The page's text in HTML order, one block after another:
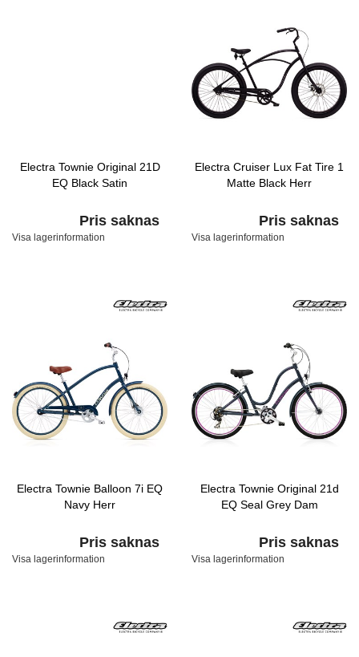
Electra Townie Original 21D
EQ Black Satin
Pris saknas
Visa lagerinformation
Electra Cruiser Lux Fat Tire 1
Matte Black Herr
Pris saknas
Visa lagerinformation
Electra Townie Balloon 7i EQ
Navy Herr
Pris saknas
Visa lagerinformation
Electra Townie Original 21d
EQ Seal Grey Dam
Pris saknas
Visa lagerinformation